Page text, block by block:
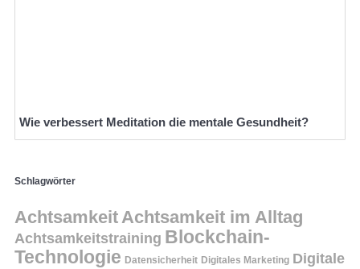
Wie verbessert Meditation die mentale Gesundheit?
Schlagwörter
AchtsamkeitAchtsamkeit im Alltag
Achtsamkeitstraining Blockchain-
Technologie Datensicherheit Digitales Marketing Digitale